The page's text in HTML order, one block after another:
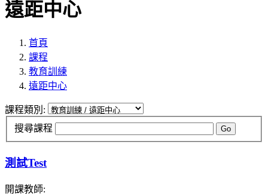
遠距中心
首頁
課程
教育訓練
遠距中心
課程類別:
搜尋課程
Go
測試Test
開課教師: